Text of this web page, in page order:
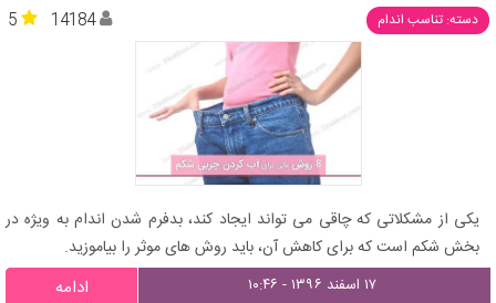
دسته: تناسب اندام 5 14184
یکی از مشکلاتی که چاقی می تواند ایجاد کند، بدفرم شدن اندام به ویژه در
بخش شکم است که برای کاهش آن، باید روش های موثر را بیاموزید.
۱۷ اسفند ۱۳۹۶ - ۱۰:۴۶ ادامه